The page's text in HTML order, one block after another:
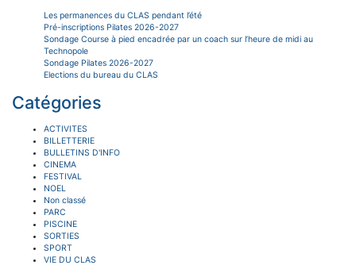
Les permanences du CLAS pendant l’été
Pré-inscriptions Pilates 2026-2027
Sondage Course à pied encadrée par un coach sur l’heure de midi au
Technopole
Sondage Pilates 2026-2027
Elections du bureau du CLAS
Catégories
ACTIVITES
BILLETTERIE
BULLETINS D'INFO
CINEMA
FESTIVAL
NOEL
Non classé
PARC
PISCINE
SORTIES
SPORT
VIE DU CLAS